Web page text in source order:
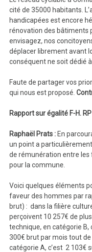
cité de 35000 habitants.
handicapées est encore
rénovation des bâtiments
envisagez, nos
déplacer librement avant
conséquent ne soit dédié
Faute de partager vos
qui nous est proposé.
Rapport sur égalité F-H. RP
Raphaël Prats : En
un point a
de rémunération entre
pour la commune.
Voici quelques éléments
faveur des hommes par
brut) : dans la filière
perçoivent 10 257€ de
technique, en catégorie B,
300€ brut par mois tout
catégorie A, c’est 2 103€